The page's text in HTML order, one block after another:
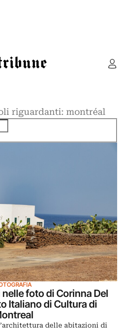
riguardanti: montréal
foto di Corinna Del
Italiano di Cultura di
delle abitazioni di